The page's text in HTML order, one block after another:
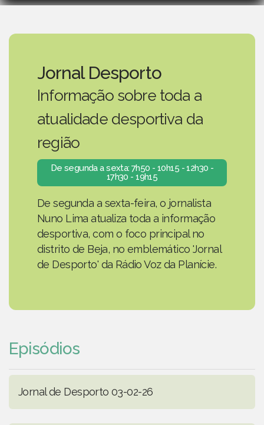
Jornal Desporto
Informação sobre toda a
atualidade desportiva da
região
De segunda a sexta: 7h50 - 10h15 - 12h30 -
17h30 - 19h15
De segunda a sexta-feira, o jornalista
Nuno Lima atualiza toda a informação
desportiva, com o foco principal no
distrito de Beja, no emblemático 'Jornal
de Desporto' da Rádio Voz da Planície.
Episódios
Jornal de Desporto 03-02-26